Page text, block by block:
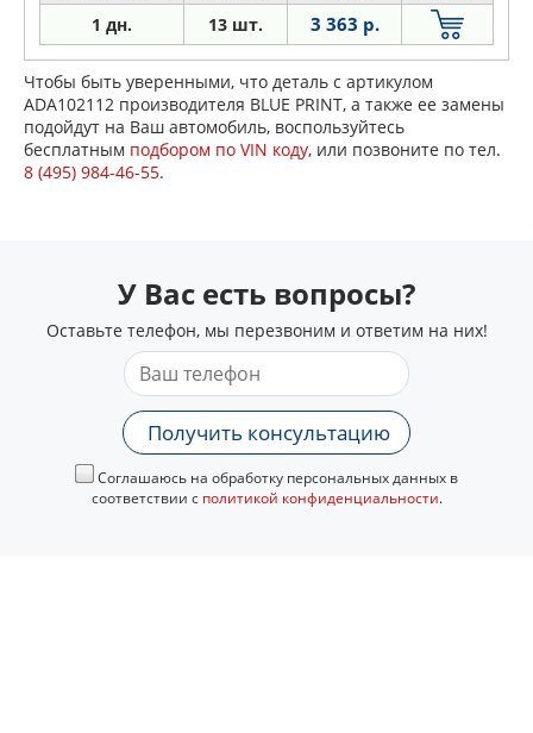
1 дн. 13 шт. 3 363 р.
Чтобы быть уверенными, что деталь с артикулом
ADA102112 производителя BLUE PRINT, а также ее замены
подойдут на Ваш автомобиль, воспользуйтесь
бесплатным подбором по VIN коду, или позвоните по тел.
8 (495) 984-46-55.
У Вас есть вопросы?
Оставьте телефон, мы перезвоним и ответим на них!
Получить консультацию
Соглашаюсь на обработку персональных данных в
соответствии с политикой конфиденциальности.